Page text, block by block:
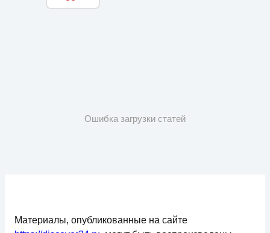
Ошибка загрузки статей
Материалы, опубликованные на сайте